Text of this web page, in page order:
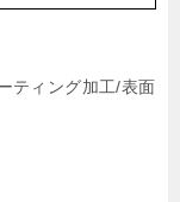
ティング加工/表面